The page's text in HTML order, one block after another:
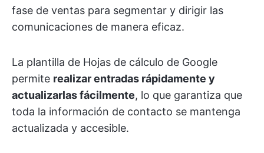
fase de ventas para segmentar y dirigir las
comunicaciones de manera eficaz.
La plantilla de Hojas de cálculo de Google
permite realizar entradas rápidamente y
actualizarlas fácilmente, lo que garantiza que
toda la información de contacto se mantenga
actualizada y accesible.